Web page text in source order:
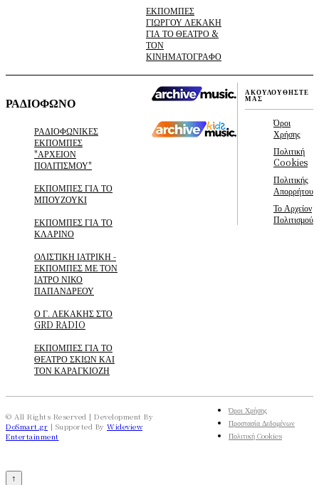
ΕΚΠΟΜΠΕΣ
ΓΙΩΡΓΟΥ ΛΕΚΑΚΗ
ΓΙΑ ΤΟ ΘΕΑΤΡΟ &
ΤΟΝ
ΚΙΝΗΜΑΤΟΓΡΑΦΟ
ΡΑΔΙΟΦΩΝΟ
ΡΑΔΙΟΦΩΝΙΚΕΣ
ΕΚΠΟΜΠΕΣ
"ΑΡΧΕΙΟΝ
ΠΟΛΙΤΙΣΜΟΥ"
ΕΚΠΟΜΠΕΣ ΓΙΑ ΤΟ
ΜΠΟΥΖΟΥΚΙ
ΕΚΠΟΜΠΕΣ ΓΙΑ ΤΟ
ΚΛΑΡΙΝΟ
ΟΛΙΣΤΙΚΗ ΙΑΤΡΙΚΗ -
ΕΚΠΟΜΠΕΣ ΜΕ ΤΟΝ
ΙΑΤΡΟ ΝΙΚΟ
ΠΑΠΑΝΔΡΕΟΥ
Ο Γ. ΛΕΚΑΚΗΣ ΣΤΟ
GRD RADIO
ΕΚΠΟΜΠΕΣ ΓΙΑ ΤΟ
ΘΕΑΤΡΟ ΣΚΙΩΝ ΚΑΙ
ΤΟΝ ΚΑΡΑΓΚΙΟΖΗ
ΑΚΟΥΛΟΥΘΗΣΤΕ
ΜΑΣ
Όροι
Χρήσης
Πολιτική
Cookies
Πολιτικής
Απορρήτου
Το Αρχείον
Πολιτισμού
© All Rights Reserved | Development By
DoSmart.gr | Supported By Wideview
Entertainment
Όροι Χρήσης
Προστασία Δεδομένων
Πολιτική Cookies
↑